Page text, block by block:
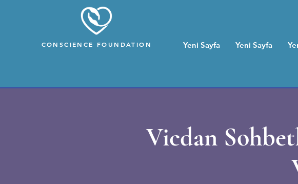
CONSCIENCE FOUNDATION Yeni Sayfa Yeni Sayfa
Vicdan